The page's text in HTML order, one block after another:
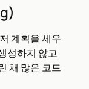
계획을 세우
성하지 않고
채 많은 코드